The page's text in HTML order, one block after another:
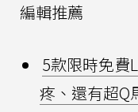
編輯推薦
5款限時免費
疼、還有超Q